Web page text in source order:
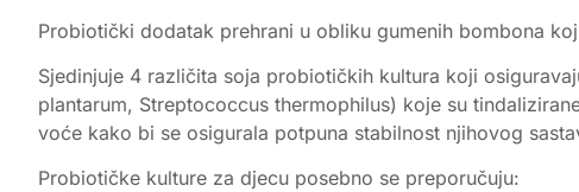
Probiotički dodatak prehrani u obliku gumenih bombona
Sjedinjuje 4 različita soja probiotičkih kultura koji
plantarum, Streptococcus thermophilus) koje su
voće kako bi se osigurala potpuna stabilnost njihovog
Probiotičke kulture za djecu posebno se preporučuju: